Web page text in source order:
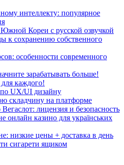
интеллекту: популярное
Кореи с русской озвучкой
к сохранению собственного
особенности современного
зарабатывать больше!
каждого!
UX/UI дизайну
складчину на платформе
лицензия и безопасность
онлайн казино для українських
низкие цены + доставка в день
сигарети ящиком